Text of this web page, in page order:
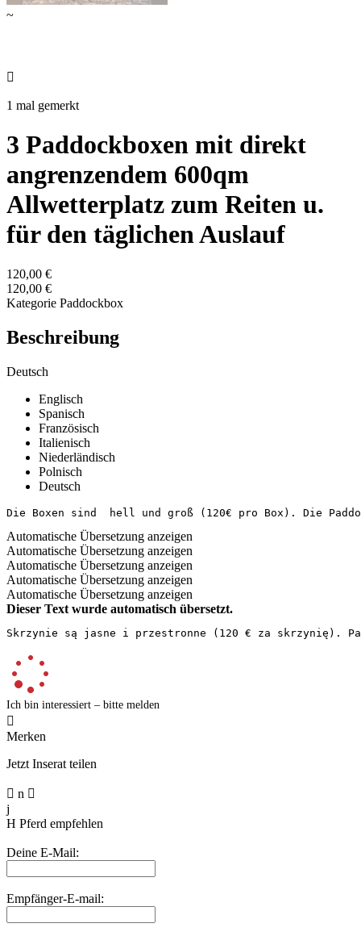
~

1 mal gemerkt
3 Paddockboxen mit direkt
angrenzendem 600qm
Allwetterplatz zum Reiten u.
für den täglichen Auslauf
120,00 €
120,00 €
Kategorie Paddockbox
Beschreibung
Deutsch
Englisch
Spanisch
Französisch
Italienisch
Niederländisch
Polnisch
Deutsch
Die Boxen sind  hell und groß (120€ pro Box). Die
Automatische Übersetzung anzeigen
Automatische Übersetzung anzeigen
Automatische Übersetzung anzeigen
Automatische Übersetzung anzeigen
Automatische Übersetzung anzeigen
Dieser Text wurde automatisch übersetzt.
Skrzynie są jasne i przestronne (120 € za skrzynię).
Ich bin interessiert – bitte melden

Merken
Jetzt Inserat teilen
 n 
j
H Pferd empfehlen
Deine E-Mail:
Empfänger-E-mail: